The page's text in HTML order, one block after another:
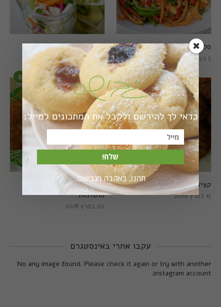
חמוצים מהירים
1 באוגוסט 2022
סלט פלפלים טרי וצבעוני
5 בפברואר 2021
5
קציצות כרישה טבעוניות
מושלמות
20 במרץ 2018
6
קציצות כרישה מושלמות
15 במרץ 2018
עקבו אחרי באינסטגרם
No any image found. Please check it again or try with another
instagram account.
כדאי לך להירשם ולקבל את המתכונים למייל:
שלח!
תהנו, באהבה מגבישס.